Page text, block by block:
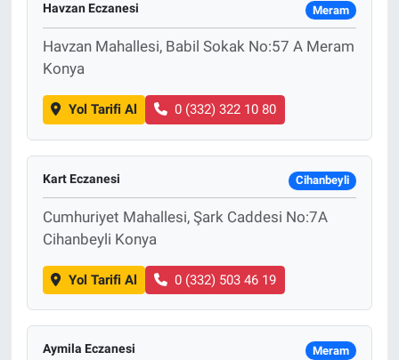
Havzan Eczanesi Meram
Havzan Mahallesi, Babil Sokak No:57 A Meram
Konya
Yol Tarifi Al 0 (332) 322 10 80
Kart Eczanesi Cihanbeyli
Cumhuriyet Mahallesi, Şark Caddesi No:7A
Cihanbeyli Konya
Yol Tarifi Al 0 (332) 503 46 19
Aymila Eczanesi Meram